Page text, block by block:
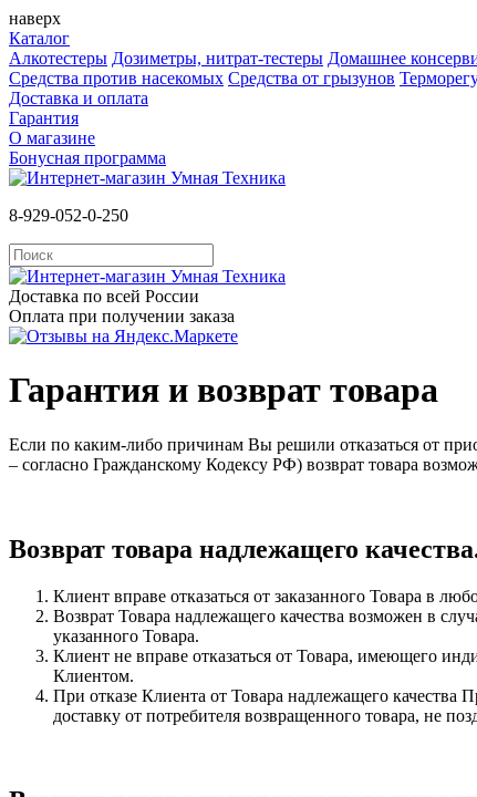
наверх
Каталог
Алкотестеры Дозиметры, нитрат-тестеры Домашнее
Средства против насекомых Cредства от грызунов
Доставка и оплата
Гарантия
О магазине
Бонусная программа
8-929-052-0-250
Доставка по всей России
Оплата при получении заказа
Гарантия и возврат товара
Если по каким-либо причинам Вы решили отказаться от
– согласно Гражданскому Кодексу РФ) возврат товара
Возврат товара надлежащего
Клиент вправе отказаться от заказанного Товара в
Возврат Товара надлежащего качества возможен в
указанного Товара.
Клиент не вправе отказаться от Товара, имеющего
Клиентом.
При отказе Клиента от Товара надлежащего качества
доставку от потребителя возвращенного товара, не